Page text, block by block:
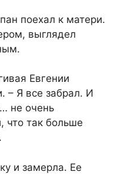
поехал к матери.
выглядел
Евгении
– Я все забрал. И
не очень
что так больше
и замерла. Ее